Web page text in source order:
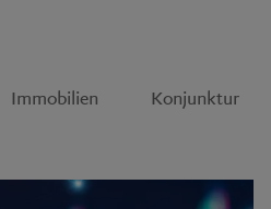
Immobilien Konjunktur